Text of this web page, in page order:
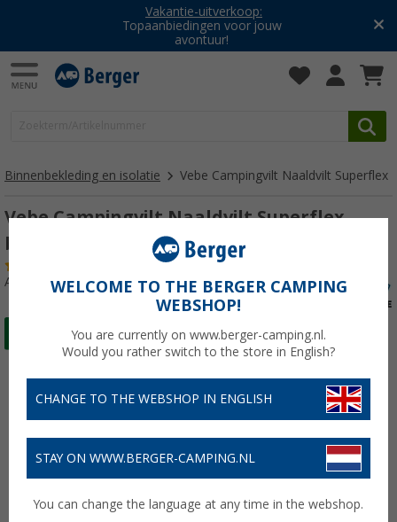
Vakantie-uitverkoop:
Topaanbiedingen voor jouw
avontuur!
Binnenbekleding en isolatie Vebe Campingvilt Naaldvilt Superflex
Vebe Campingvilt Naaldvilt Superflex
beige
Artikelnr: 755184WELCOME TO THE BERGER CAMPING
WEBSHOP!
You are currently on www.berger-camping.nl.
Would you rather switch to the store in English?
CHANGE TO THE WEBSHOP IN ENGLISH
STAY ON WWW.BERGER-CAMPING.NL
You can change the language at any time in the webshop.